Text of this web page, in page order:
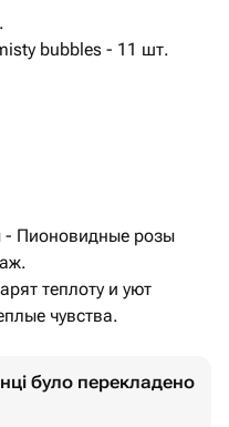
bubbles - 11 шт.
- Пионовидные розы
теплоту и уют
чувства.
було перекладено